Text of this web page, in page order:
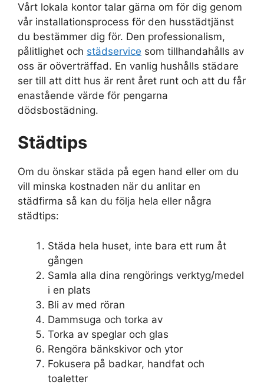
Vårt lokala kontor talar gärna om för dig genom
vår installationsprocess för den husstädtjänst
du bestämmer dig för. Den professionalism,
pålitlighet och städservice som tillhandahålls av
oss är oöverträffad. En vanlig hushålls städare
ser till att ditt hus är rent året runt och att du får
enastående värde för pengarna
dödsbostädning.
Städtips
Om du önskar städa på egen hand eller om du
vill minska kostnaden när du anlitar en
städfirma så kan du följa hela eller några
städtips:
Städa hela huset, inte bara ett rum åt
gången
Samla alla dina rengörings verktyg/medel
i en plats
Bli av med röran
Dammsuga och torka av
Torka av speglar och glas
Rengöra bänkskivor och ytor
Fokusera på badkar, handfat och
toaletter